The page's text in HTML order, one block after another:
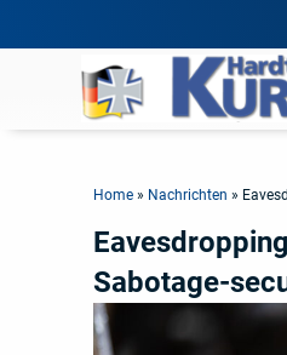
Home » Nachrichten »
Sabotage-